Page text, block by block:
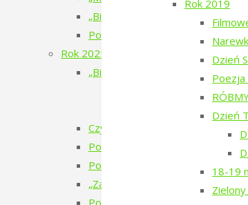
Rok 2019
Dzień
Poezja
Dzień
18-19
„Bieżeństwo 1915. Historie
Poezja w Puszczy – 7. edycja –
Rok 2025
„Bieżeństwo 1915” – spektakl
„Bieżeństwo 1915” –
„Bieżeństwo 1915” –
Czytanie Puszczy – cykl filmów
Pokaz filmu „Bieżeńcy 1915-
Poezja w Puszczy – 6. edycja –
„Zatrzymać ulotne” – warsztaty
Pokaz filmu „Doktor” Beaty Hyży-